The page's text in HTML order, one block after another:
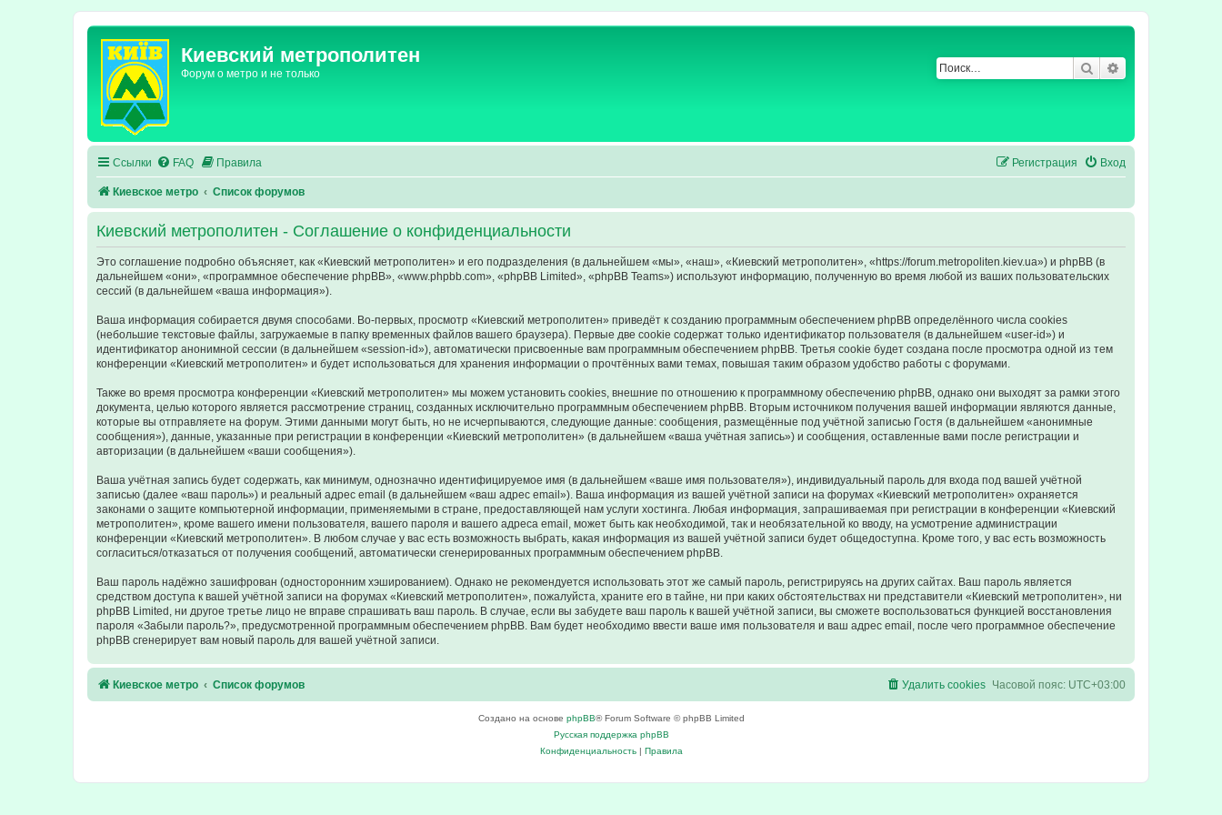
Киевский метрополитен
Форум о метро и не только Поиск
Ссылки FAQ Правила Вход
Регистрация
Киевское метро Список форумов
Киевский метрополитен - Соглашение о конфиденциальности
Это соглашение подробно объясняет, как «Киевский метрополитен» и его подразделения (в дальнейшем «мы», «наш», «Киевский метрополитен», «https://forum.metropoliten.kiev.ua») и phpBB (в
дальнейшем «они», «программное обеспечение phpBB», «www.phpbb.com», «phpBB Limited», «phpBB Teams») используют информацию, полученную во время любой из ваших пользовательских
сессий (в дальнейшем «ваша информация»).
Ваша информация собирается двумя способами. Во-первых, просмотр «Киевский метрополитен» приведёт к созданию программным обеспечением phpBB определённого числа cookies
(небольшие текстовые файлы, загружаемые в папку временных файлов вашего браузера). Первые две cookie содержат только идентификатор пользователя (в дальнейшем «user-id») и
идентификатор анонимной сессии (в дальнейшем «session-id»), автоматически присвоенные вам программным обеспечением phpBB. Третья cookie будет создана после просмотра одной из тем
конференции «Киевский метрополитен» и будет использоваться для хранения информации о прочтённых вами темах, повышая таким образом удобство работы с форумами.
Также во время просмотра конференции «Киевский метрополитен» мы можем установить cookies, внешние по отношению к программному обеспечению phpBB, однако они выходят за рамки этого
документа, целью которого является рассмотрение страниц, созданных исключительно программным обеспечением phpBB. Вторым источником получения вашей информации являются данные,
которые вы отправляете на форум. Этими данными могут быть, но не исчерпываются, следующие данные: сообщения, размещённые под учётной записью Гостя (в дальнейшем «анонимные
сообщения»), данные, указанные при регистрации в конференции «Киевский метрополитен» (в дальнейшем «ваша учётная запись») и сообщения, оставленные вами после регистрации и
авторизации (в дальнейшем «ваши сообщения»).
Ваша учётная запись будет содержать, как минимум, однозначно идентифицируемое имя (в дальнейшем «ваше имя пользователя»), индивидуальный пароль для входа под вашей учётной
записью (далее «ваш пароль») и реальный адрес email (в дальнейшем «ваш адрес email»). Ваша информация из вашей учётной записи на форумах «Киевский метрополитен» охраняется
законами о защите компьютерной информации, применяемыми в стране, предоставляющей нам услуги хостинга. Любая информация, запрашиваемая при регистрации в конференции «Киевский
метрополитен», кроме вашего имени пользователя, вашего пароля и вашего адреса email, может быть как необходимой, так и необязательной ко вводу, на усмотрение администрации
конференции «Киевский метрополитен». В любом случае у вас есть возможность выбрать, какая информация из вашей учётной записи будет общедоступна. Кроме того, у вас есть возможность
согласиться/отказаться от получения сообщений, автоматически сгенерированных программным обеспечением phpBB.
Ваш пароль надёжно зашифрован (односторонним хэшированием). Однако не рекомендуется использовать этот же самый пароль, регистрируясь на других сайтах. Ваш пароль является
средством доступа к вашей учётной записи на форумах «Киевский метрополитен», пожалуйста, храните его в тайне, ни при каких обстоятельствах ни представители «Киевский метрополитен», ни
phpBB Limited, ни другое третье лицо не вправе спрашивать ваш пароль. В случае, если вы забудете ваш пароль к вашей учётной записи, вы сможете воспользоваться функцией восстановления
пароля «Забыли пароль?», предусмотренной программным обеспечением phpBB. Вам будет необходимо ввести ваше имя пользователя и ваш адрес email, после чего программное обеспечение
phpBB сгенерирует вам новый пароль для вашей учётной записи.
Киевское метро Список форумов Часовой пояс: UTC+03:00
Удалить cookies
Создано на основе phpBB® Forum Software © phpBB Limited
Русская поддержка phpBB
Конфиденциальность| Правила